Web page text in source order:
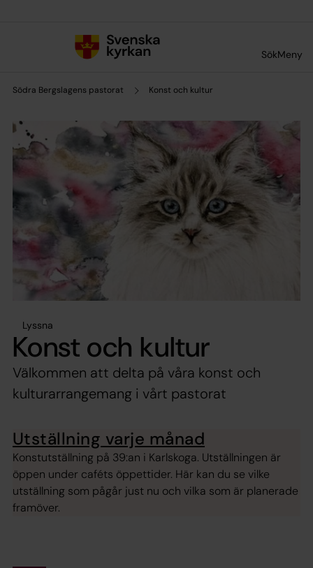
SökMeny
Södra Bergslagens pastorat Konst och kultur
Lyssna
Konst och kultur
Välkommen att delta på våra konst och
kulturarrangemang i vårt pastorat
Utställning varje månad
Konstutställning på 39:an i Karlskoga. Utställningen är
öppen under caféts öppettider. Här kan du se vilke
utställning som pågår just nu och vilka som är planerade
framöver.